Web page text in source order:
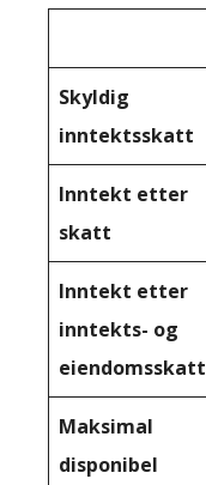
Skyldig
inntektsskatt
Inntekt etter
skatt
Inntekt etter
inntekts- og
eiendomsskatt
Maksimal
disponibel